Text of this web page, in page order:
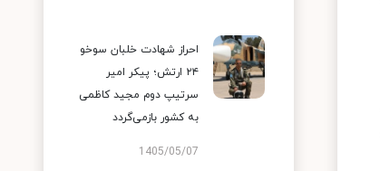
احراز شهادت خلبان سوخو
۲۴ ارتش؛ پیکر امیر
سرتیپ دوم مجید کاظمی
به کشور بازمی‌گردد
1405/05/07